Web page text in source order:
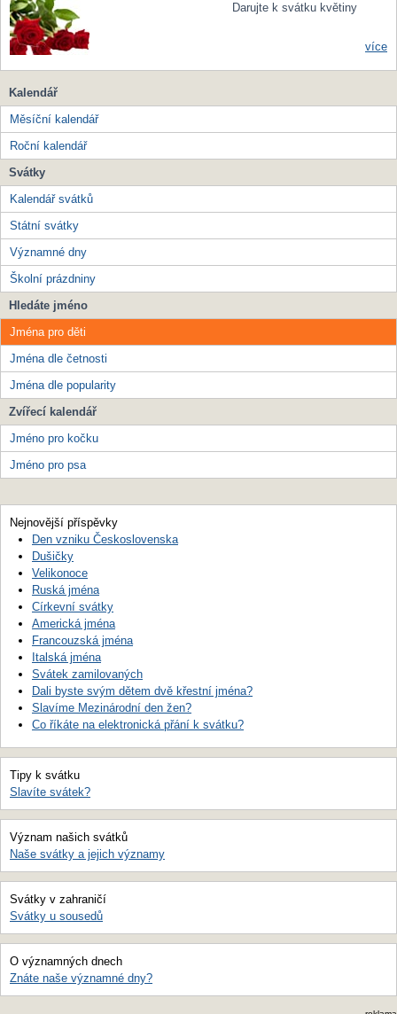
Darujte k svátku květiny
více
Kalendář
Měsíční kalendář
Roční kalendář
Svátky
Kalendář svátků
Státní svátky
Významné dny
Školní prázdniny
Hledáte jméno
Jména pro děti
Jména dle četnosti
Jména dle popularity
Zvířecí kalendář
Jméno pro kočku
Jméno pro psa
Nejnovější příspěvky
Den vzniku Československa
Dušičky
Velikonoce
Ruská jména
Církevní svátky
Americká jména
Francouzská jména
Italská jména
Svátek zamilovaných
Dali byste svým dětem dvě křestní jména?
Slavíme Mezinárodní den žen?
Co říkáte na elektronická přání k svátku?
Tipy k svátku
Slavíte svátek?
Význam našich svátků
Naše svátky a jejich významy
Svátky v zahraničí
Svátky u sousedů
O významných dnech
Znáte naše významné dny?